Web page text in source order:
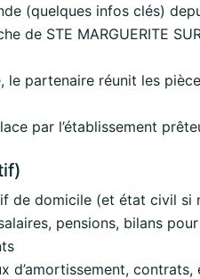
(quelques infos clés)
de STE MARGUERITE
partenaire réunit les
par l’établissement
de domicile (et état civil si
pensions, bilans
d’amortissement, contrats,